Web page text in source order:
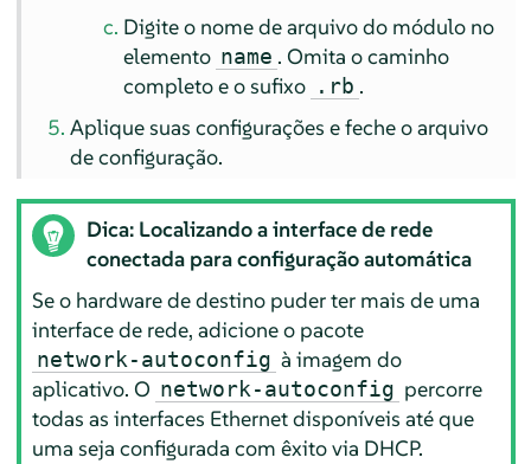
Digite o nome de arquivo do módulo no
elemento name . Omita o caminho
completo e o sufixo .rb .
Aplique suas configurações e feche o arquivo
de configuração.
Dica: Localizando a interface de rede
conectada para configuração automática
Se o hardware de destino puder ter mais de uma
interface de rede, adicione o pacote
network-autoconfig à imagem do
aplicativo. O network-autoconfig percorre
todas as interfaces Ethernet disponíveis até que
uma seja configurada com êxito via DHCP.